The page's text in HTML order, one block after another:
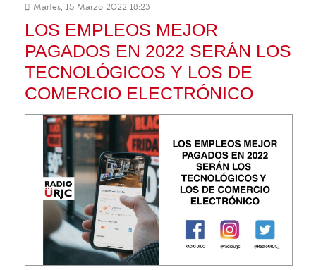
Martes, 15 Marzo 2022 18:23
LOS EMPLEOS MEJOR
PAGADOS EN 2022 SERÁN LOS
TECNOLÓGICOS Y LOS DE
COMERCIO ELECTRÓNICO